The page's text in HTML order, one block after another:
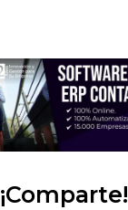
¡Comparte!